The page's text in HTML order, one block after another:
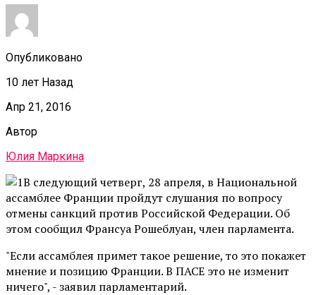
Опубликовано
10 лет Назад
Апр 21, 2016
Автор
Юлия Маркина
В следующий четверг, 28 апреля, в Национальной
ассамблее Франции пройдут слушания по вопросу
отмены санкций против Российской Федерации. Об
этом сообщил Франсуа Рошеблуан, член парламента.
"Если ассамблея примет такое решение, то это покажет
мнение и позицию Франции. В ПАСЕ это не изменит
ничего", - заявил парламентарий.